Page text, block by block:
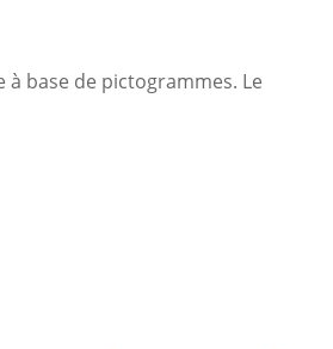
base de pictogrammes. Le